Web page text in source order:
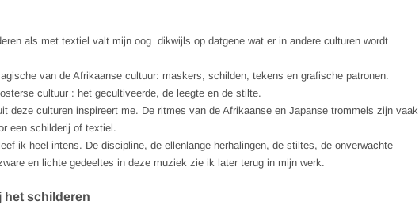
als met textiel valt mijn oog dikwijls op datgene wat er in andere culturen wordt
van de Afrikaanse cultuur: maskers, schilden, tekens en grafische patronen.
cultuur : het gecultiveerde, de leegte en de stilte.
deze culturen inspireert me. De ritmes van de Afrikaanse en Japanse trommels zijn vaak
een schilderij of textiel.
ik heel intens. De discipline, de ellenlange herhalingen, de stiltes, de onverwachte
en lichte gedeeltes in deze muziek zie ik later terug in mijn werk.
het schilderen